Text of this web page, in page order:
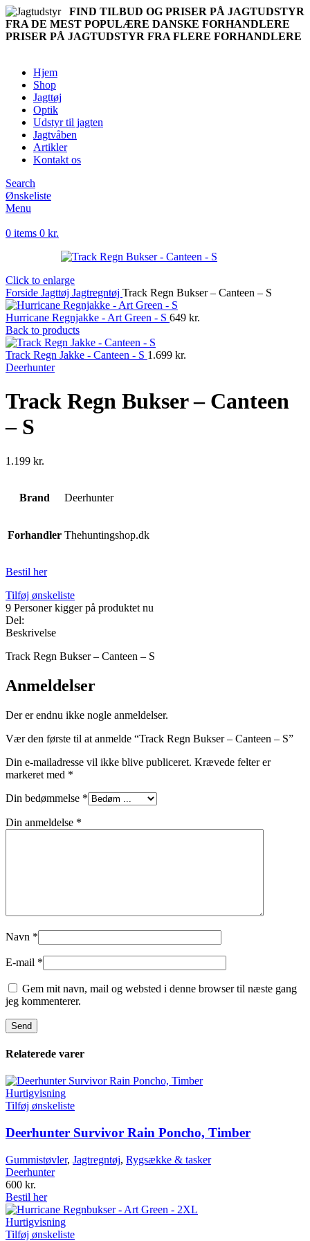
FIND TILBUD OG PRISER PÅ JAGTUDSTYR
FRA DE MEST POPULÆRE DANSKE FORHANDLERE
PRISER PÅ JAGTUDSTYR FRA FLERE FORHANDLERE
Hjem
Shop
Jagttøj
Optik
Udstyr til jagten
Jagtvåben
Artikler
Kontakt os
Search
Ønskeliste
Menu
0 items 0 kr.
Click to enlarge
Forside Jagttøj Jagtregntøj Track Regn Bukser – Canteen – S
Hurricane Regnjakke - Art Green - S 649 kr.
Back to products
Track Regn Jakke - Canteen - S 1.699 kr.
Deerhunter
Track Regn Bukser – Canteen
– S
1.199 kr.
Brand Deerhunter
Forhandler Thehuntingshop.dk
Bestil her
Tilføj ønskeliste
9 Personer kigger på produktet nu
Del:
Beskrivelse
Track Regn Bukser – Canteen – S
Anmeldelser
Der er endnu ikke nogle anmeldelser.
Vær den første til at anmelde “Track Regn Bukser – Canteen – S”
Din e-mailadresse vil ikke blive publiceret. Krævede felter er
markeret med *
Din bedømmelse *
Din anmeldelse *
Navn *
E-mail *
Gem mit navn, mail og websted i denne browser til næste gang
jeg kommenterer.
Relaterede varer
Hurtigvisning
Tilføj ønskeliste
Deerhunter Survivor Rain Poncho, Timber
Gummistøvler, Jagtregntøj, Rygsække & tasker
Deerhunter
600 kr.
Bestil her
Hurtigvisning
Tilføj ønskeliste